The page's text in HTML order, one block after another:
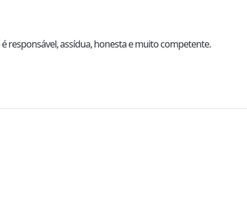
responsável, assídua, honesta e muito competente.